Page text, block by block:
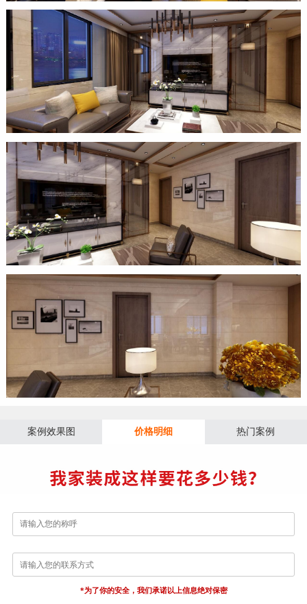
案例效果图 价格明细 热门案例
*为了你的安全，我们承诺以上信息绝对保密